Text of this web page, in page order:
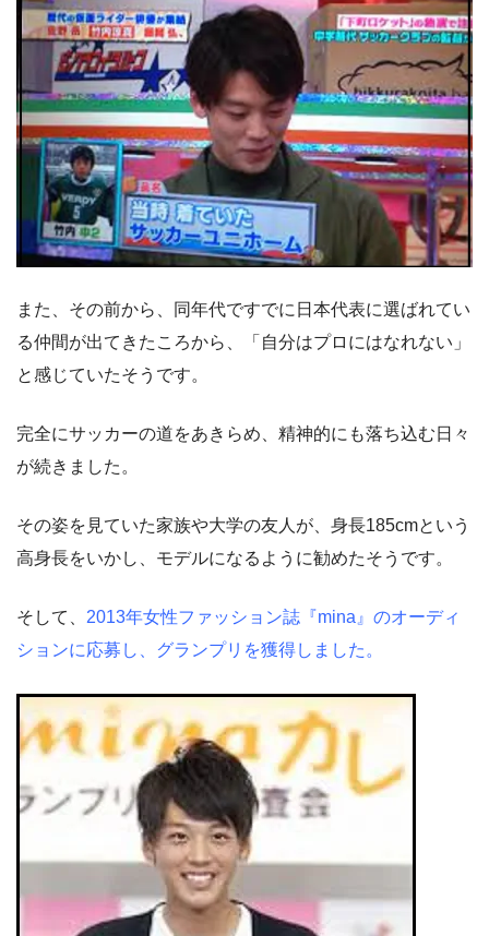
また、その前から、同年代ですでに日本代表に選ばれてい
る仲間が出てきたころから、「自分はプロにはなれない」
と感じていたそうです。
完全にサッカーの道をあきらめ、精神的にも落ち込む日々
が続きました。
その姿を見ていた家族や大学の友人が、身長185cmという
高身長をいかし、モデルになるように勧めたそうです。
そして、 2013年女性ファッション誌『mina』のオーディ
ションに応募し、グランプリを獲得しました。